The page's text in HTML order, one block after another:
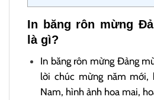
In băng rôn mừng
là gì?
In băng rôn mừng Đảng
lời chúc mừng năm
Nam, hình ảnh hoa mai,